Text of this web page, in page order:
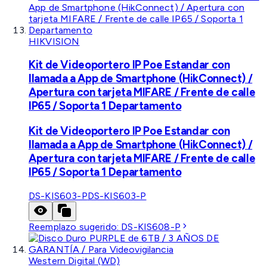
HIKVISION
Kit de Videoportero IP Poe Estandar con
llamada a App de Smartphone (HikConnect) /
Apertura con tarjeta MIFARE / Frente de calle
IP65 / Soporta 1 Departamento
Kit de Videoportero IP Poe Estandar con
llamada a App de Smartphone (HikConnect) /
Apertura con tarjeta MIFARE / Frente de calle
IP65 / Soporta 1 Departamento
DS-KIS603-PDS-KIS603-P
Reemplazo sugerido: DS-KIS608-P
Western Digital (WD)